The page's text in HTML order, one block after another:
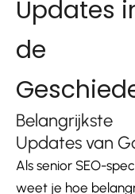
Updates
de
Belangrijkste
Updates van
Als senior SEO-
weet je hoe